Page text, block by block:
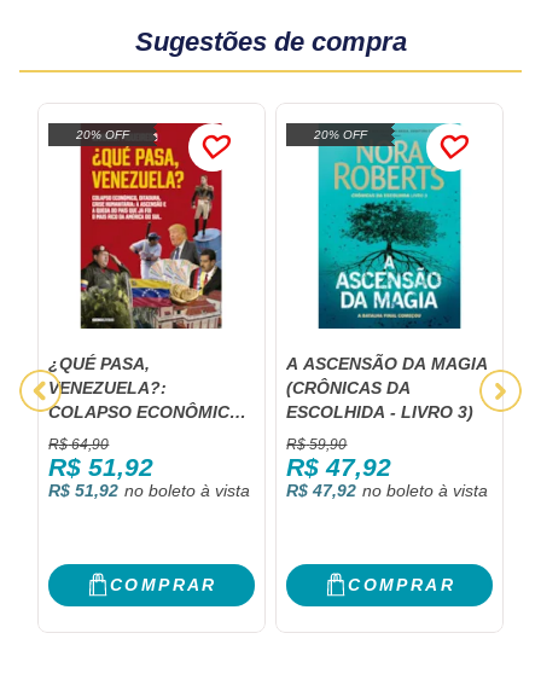
Sugestões de compra
20% OFF
¿QUÉ PASA,
VENEZUELA?:
COLAPSO ECONÔMICO,
DITADURA, CRISE
HUMANITÁRIA: A
ASCENSÃO E A QUEDA
R$ 64,90
R$ 51,92
R$ 51,92
COMPRAR
20% OFF
A ASCENSÃO DA MAGIA
(CRÔNICAS DA
ESCOLHIDA - LIVRO 3)
R$ 59,90
R$ 47,92
R$ 47,92
COMPRAR